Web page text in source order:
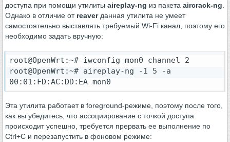
доступа при помощи утилиты aireplay-ng из пакета aircrack-ng
Однако в отличие от reaverданная утилита не умеет
самостоятельно выставлять требуемый Wi-Fi канал, поэтому его
необходимо задать вручную:
root@OpenWrt:~# iwconfig mon0 channel 2
root@OpenWrt:~# aireplay-ng -1 5 -a
00:01:FD:AC:DD:EA mon0
Эта утилита работает в foreground-режиме, поэтому после того,
как вы убедитесь, что ассоциирование с точкой доступа
происходит успешно, требуется прервать ее выполнение по
Ctrl+C и перезапустить в фоновом режиме: